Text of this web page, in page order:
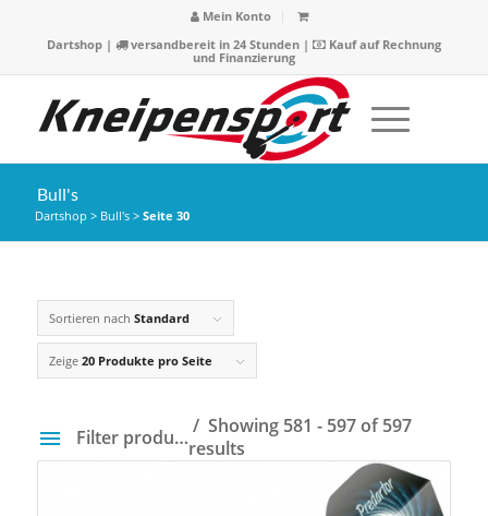
Mein Konto
Dartshop| versandbereit in 24 Stunden |
Kauf auf Rechnung
und Finanzierung
Bull's
Dartshop > Bull's> Seite 30
Sortieren nach Standard
Zeige 20 Produkte pro Seite
Filter products
Showing 581 - 597 of 597
results
130 €